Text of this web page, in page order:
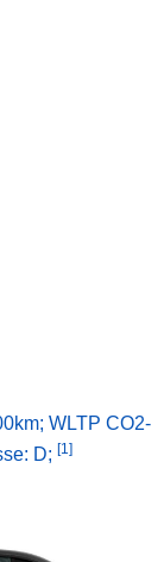
WLTP CO2-
D; [1]